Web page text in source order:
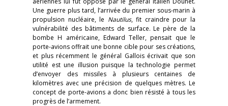
Une guerre plus tard, l’arrivée du premier sous-marin à
propulsion nucléaire, le Nautilus, fit craindre pour la
vulnérabilité des bâtiments de surface. Le père de la
bombe H américaine, Edward Teller, pensait que le
porte-avions offrait une bonne cible pour ses créations,
et plus récemment le général Gallois écrivait que son
utilité est une illusion puisque la technologie permet
d’envoyer des missiles à plusieurs centaines de
kilomètres avec une précision de quelques mètres. Le
concept de porte-avions a donc bien résisté à tous les
progrès de l’armement.